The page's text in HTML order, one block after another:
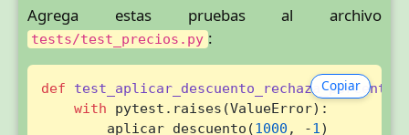
Agrega estas pruebas al archivo
tests/test_precios.py :
Copiar
def
with pytest.raises(ValueError):
        aplicar_descuento(
1000 , -1 )